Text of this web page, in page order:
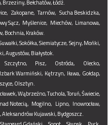
Brzeziny,Bełchatów,Łódź.
Zakopane, Tarnów, Sucha Beskidzka,
Sącz, Myślenice, Miechów, Limanowa,
Bochnia,Kraków.
Sokółka,Siemiatycze,Sejny,Mońki,
Augustów,Białystok.
Szczytno, Pisz, Ostróda,
Olecko,
Warmiński, Kętrzyn, Iława, Gołdap,
Olsztyn.
Wąbrzeźno,Tuchola,Toruń,Świecie,
Notecią, Mogilno, Lipno, Inowrocław,
Aleksandrów Kujawski,Bydgoszcz.